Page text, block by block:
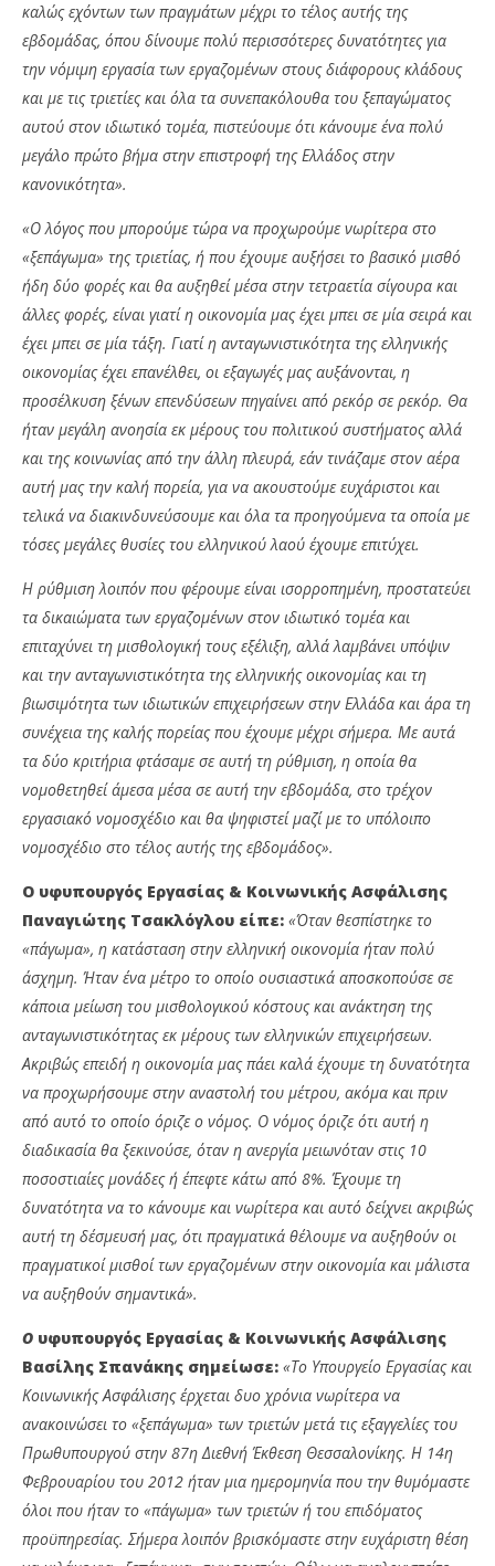
καλώς εχόντων των πραγμάτων μέχρι το τέλος αυτής της
εβδομάδας, όπου δίνουμε πολύ περισσότερες δυνατότητες για
την νόμιμη εργασία των εργαζομένων στους διάφορους κλάδους
και με τις τριετίες και όλα τα συνεπακόλουθα του ξεπαγώματος
αυτού στον ιδιωτικό τομέα, πιστεύουμε ότι κάνουμε ένα πολύ
μεγάλο πρώτο βήμα στην επιστροφή της Ελλάδος στην
κανονικότητα».
«Ο λόγος που μπορούμε τώρα να προχωρούμε νωρίτερα στο
«ξεπάγωμα» της τριετίας, ή που έχουμε αυξήσει το βασικό μισθό
ήδη δύο φορές και θα αυξηθεί μέσα στην τετραετία σίγουρα και
άλλες φορές, είναι γιατί η οικονομία μας έχει μπει σε μία σειρά και
έχει μπει σε μία τάξη. Γιατί η ανταγωνιστικότητα της ελληνικής
οικονομίας έχει επανέλθει, οι εξαγωγές μας αυξάνονται, η
προσέλκυση ξένων επενδύσεων πηγαίνει από ρεκόρ σε ρεκόρ. Θα
ήταν μεγάλη ανοησία εκ μέρους του πολιτικού συστήματος αλλά
και της κοινωνίας από την άλλη πλευρά, εάν τινάζαμε στον αέρα
αυτή μας την καλή πορεία, για να ακουστούμε ευχάριστοι και
τελικά να διακινδυνεύσουμε και όλα τα προηγούμενα τα οποία με
τόσες μεγάλες θυσίες του ελληνικού λαού έχουμε επιτύχει.
Η ρύθμιση λοιπόν που φέρουμε είναι ισορροπημένη, προστατεύει
τα δικαιώματα των εργαζομένων στον ιδιωτικό τομέα και
επιταχύνει τη μισθολογική τους εξέλιξη, αλλά λαμβάνει υπόψιν
και την ανταγωνιστικότητα της ελληνικής οικονομίας και τη
βιωσιμότητα των ιδιωτικών επιχειρήσεων στην Ελλάδα και άρα τη
συνέχεια της καλής πορείας που έχουμε μέχρι σήμερα. Με αυτά
τα δύο κριτήρια φτάσαμε σε αυτή τη ρύθμιση, η οποία θα
νομοθετηθεί άμεσα μέσα σε αυτή την εβδομάδα, στο τρέχον
εργασιακό νομοσχέδιο και θα ψηφιστεί μαζί με το υπόλοιπο
νομοσχέδιο στο τέλος αυτής της εβδομάδος».
Ο υφυπουργός Εργασίας & Κοινωνικής Ασφάλισης
Παναγιώτης Τσακλόγλου είπε: «Όταν θεσπίστηκε το
«πάγωμα», η κατάσταση στην ελληνική οικονομία ήταν πολύ
άσχημη. Ήταν ένα μέτρο το οποίο ουσιαστικά αποσκοπούσε σε
κάποια μείωση του μισθολογικού κόστους και ανάκτηση της
ανταγωνιστικότητας εκ μέρους των ελληνικών επιχειρήσεων.
Ακριβώς επειδή η οικονομία μας πάει καλά έχουμε τη δυνατότητα
να προχωρήσουμε στην αναστολή του μέτρου, ακόμα και πριν
από αυτό το οποίο όριζε ο νόμος. Ο νόμος όριζε ότι αυτή η
διαδικασία θα ξεκινούσε, όταν η ανεργία μειωνόταν στις 10
ποσοστιαίες μονάδες ή έπεφτε κάτω από 8%. Έχουμε τη
δυνατότητα να το κάνουμε και νωρίτερα και αυτό δείχνει ακριβώς
αυτή τη δέσμευσή μας, ότι πραγματικά θέλουμε να αυξηθούν οι
πραγματικοί μισθοί των εργαζομένων στην οικονομία και μάλιστα
να αυξηθούν σημαντικά».
Ο υφυπουργός Εργασίας & Κοινωνικής Ασφάλισης
Βασίλης Σπανάκης σημείωσε: «Το Υπουργείο Εργασίας και
Κοινωνικής Ασφάλισης έρχεται δυο χρόνια νωρίτερα να
ανακοινώσει το «ξεπάγωμα» των τριετών μετά τις εξαγγελίες του
Πρωθυπουργού στην 87η Διεθνή Έκθεση Θεσσαλονίκης. Η 14η
Φεβρουαρίου του 2012 ήταν μια ημερομηνία που την θυμόμαστε
όλοι που ήταν το «πάγωμα» των τριετών ή του επιδόματος
προϋπηρεσίας. Σήμερα λοιπόν βρισκόμαστε στην ευχάριστη θέση